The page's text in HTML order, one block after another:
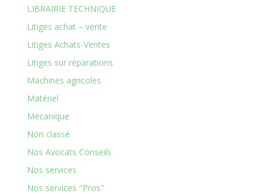
LIBRAIRIE TECHNIQUE
Litiges achat – vente
Litiges Achats-Ventes
Litiges sur réparations
Machines agricoles
Matériel
Mécanique
Non classé
Nos Avocats Conseils
Nos services
Nos services "Pros"